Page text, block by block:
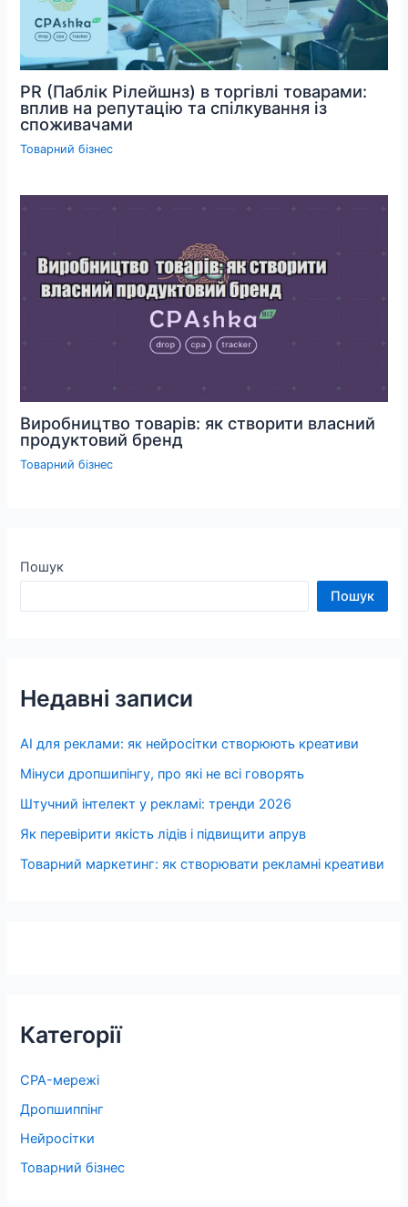
PR (Паблік Рілейшнз) в торгівлі товарами:
вплив на репутацію та спілкування із
споживачами
Товарний бізнес
Виробництво товарів: як створити власний
продуктовий бренд
Товарний бізнес
Пошук
Пошук
Недавні записи
AI для реклами: як нейросітки створюють креативи
Мінуси дропшипінгу, про які не всі говорять
Штучний інтелект у рекламі: тренди 2026
Як перевірити якість лідів і підвищити апрув
Товарний маркетинг: як створювати рекламні креативи
Категорії
CPA-мережі
Дропшиппінг
Нейросітки
Товарний бізнес